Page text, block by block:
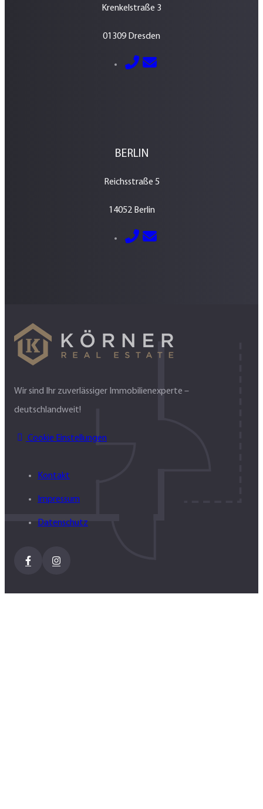
Krenkelstraße 3
01309 Dresden
0351 – 213 037 70
E-Mail senden
BERLIN
Reichsstraße 5
14052 Berlin
030 – 700 800 760
E-Mail senden
Wir sind Ihr zuverlässiger Immobilienexperte –
deutschlandweit!
Cookie Einstellungen
Kontakt
Impressum
Datenschutz